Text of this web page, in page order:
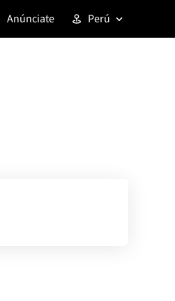
Anúnciate Perú